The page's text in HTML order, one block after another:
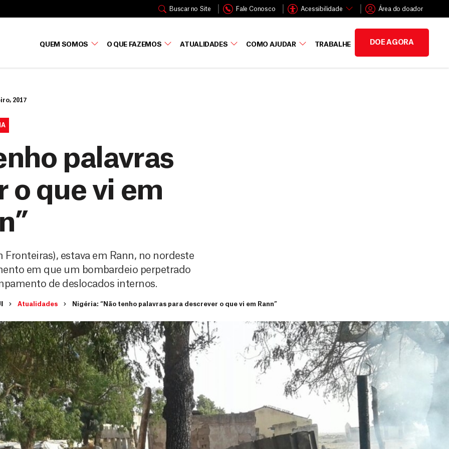
Buscar no Site Fale Conosco Acessibilidade Área do doador
QUEM SOMOS O QUE FAZEMOS ATUALIDADES COMO AJUDAR TRABALHE DOE AGORA
2017
palavras
o que vi em
estava em Rann, no nordeste
em que um bombardeio perpetrado
de deslocados internos.
Atualidades Nigéria: “Não tenho palavras para descrever o que vi em Rann”